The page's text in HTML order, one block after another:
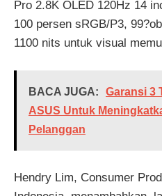
Pro 2.8K OLED 120Hz 14
100 persen sRGB/P3,
1100 nits untuk visual
BACA JUGA:
Garansi 3
ASUS Untuk
Pelanggan
Hendry Lim, Consumer